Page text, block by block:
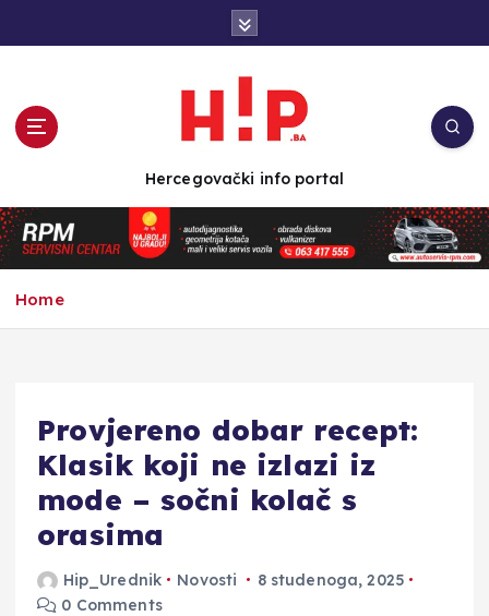
n
t
e
Hercegovački info portal
Home
Provjereno dobar recept:
Klasik koji ne izlazi iz
mode – sočni kolač s
orasima
Hip_Urednik Novosti
8 studenoga, 2025
0 Comments